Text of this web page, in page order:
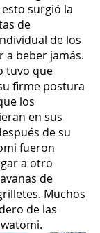
surgió la
de
de los
a beber jamás.
tuvo que
firme postura
los
en sus
de su
fueron
a otro
de
Muchos
de las